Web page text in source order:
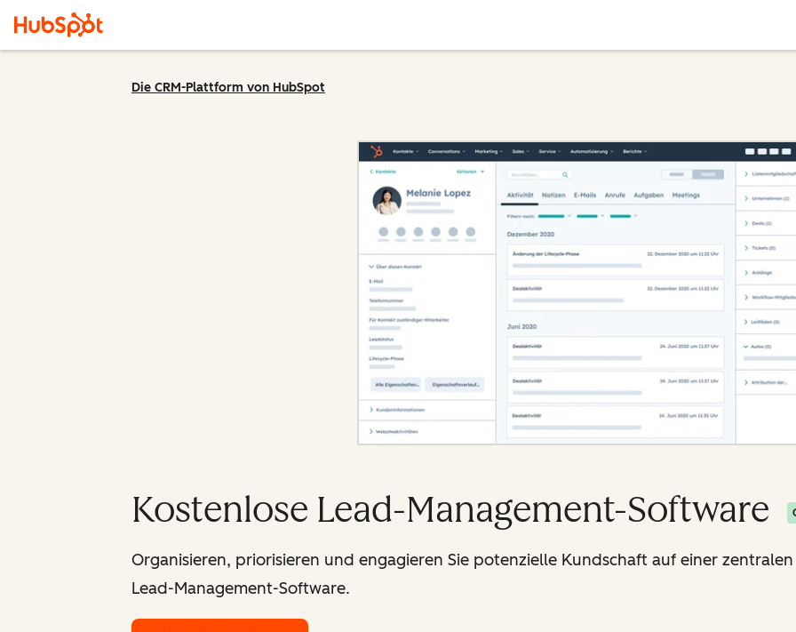
Die CRM-Plattform von HubSpot
Kostenlose Lead-Management-Software
Organisieren, priorisieren und engagieren Sie potenzielle Kundschaft auf einer
Lead-Management-Software.